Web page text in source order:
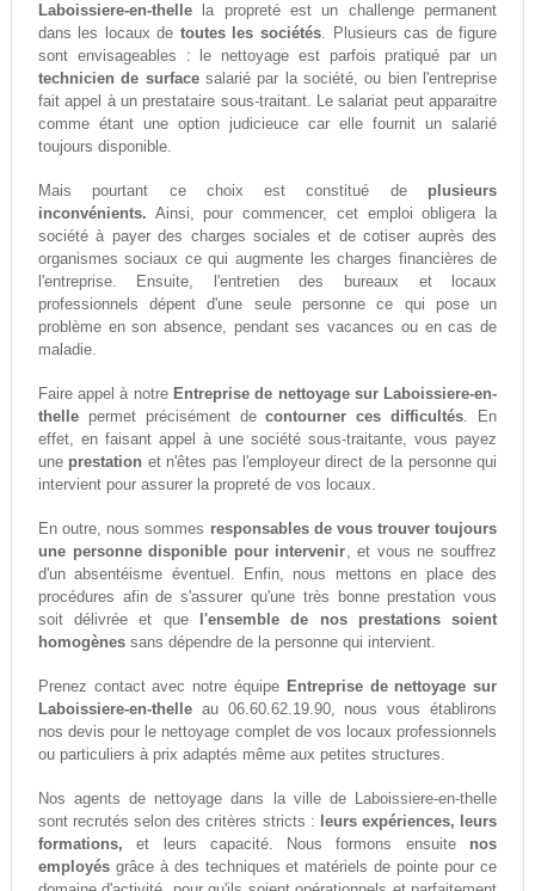
Laboissiere-en-thellela propreté est un challenge permanent
dans les locaux de toutes les sociétés. Plusieurs cas de figure
sont envisageables : le nettoyage est parfois pratiqué par un
technicien de surfacesalarié par la société, ou bien l'entreprise
fait appel à un prestataire sous-traitant. Le salariat peut apparaitre
comme étant une option judicieuce car elle fournit un salarié
toujours disponible.
Mais pourtant ce choix est constitué de plusieurs
inconvénients. Ainsi, pour commencer, cet emploi obligera la
société à payer des charges sociales et de cotiser auprès des
organismes sociaux ce qui augmente les charges financières de
l'entreprise. Ensuite, l'entretien des bureaux et locaux
professionnels dépent d'une seule personne ce qui pose un
problème en son absence, pendant ses vacances ou en cas de
maladie.
Faire appel à notre Entreprise de nettoyage sur Laboissiere-en-
thellepermet précisément decontourner ces difficultés. En
effet, en faisant appel à une société sous-traitante, vous payez
une prestation et n'êtes pas l'employeur direct de la personne qui
intervient pour assurer la propreté de vos locaux.
En outre, nous sommes responsables de vous trouver toujours
une personne disponible pour intervenir, et vous ne souffrez
d'un absentéisme éventuel. Enfin, nous mettons en place des
procédures afin de s'assurer qu'une très bonne prestation vous
soit délivrée et que
l'ensemble de nos prestations soient
homogènessans dépendre de la personne qui intervient.
Prenez contact avec notre équipe Entreprise de nettoyage sur
Laboissiere-en-thelleau 06.60.62.19.90, nous vous établirons
nos devis pour le nettoyage complet de vos locaux professionnels
ou particuliers à prix adaptés même aux petites structures.
Nos agents de nettoyage dans la ville de Laboissiere-en-thelle
sont recrutés selon des critères stricts : leurs expériences, leurs
formations, et leurs capacité. Nous formons ensuite nos
employésgrâce à des techniques et matériels de pointe pour ce